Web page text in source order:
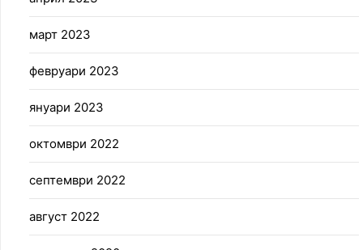
март 2023
февруари 2023
януари 2023
октомври 2022
септември 2022
август 2022